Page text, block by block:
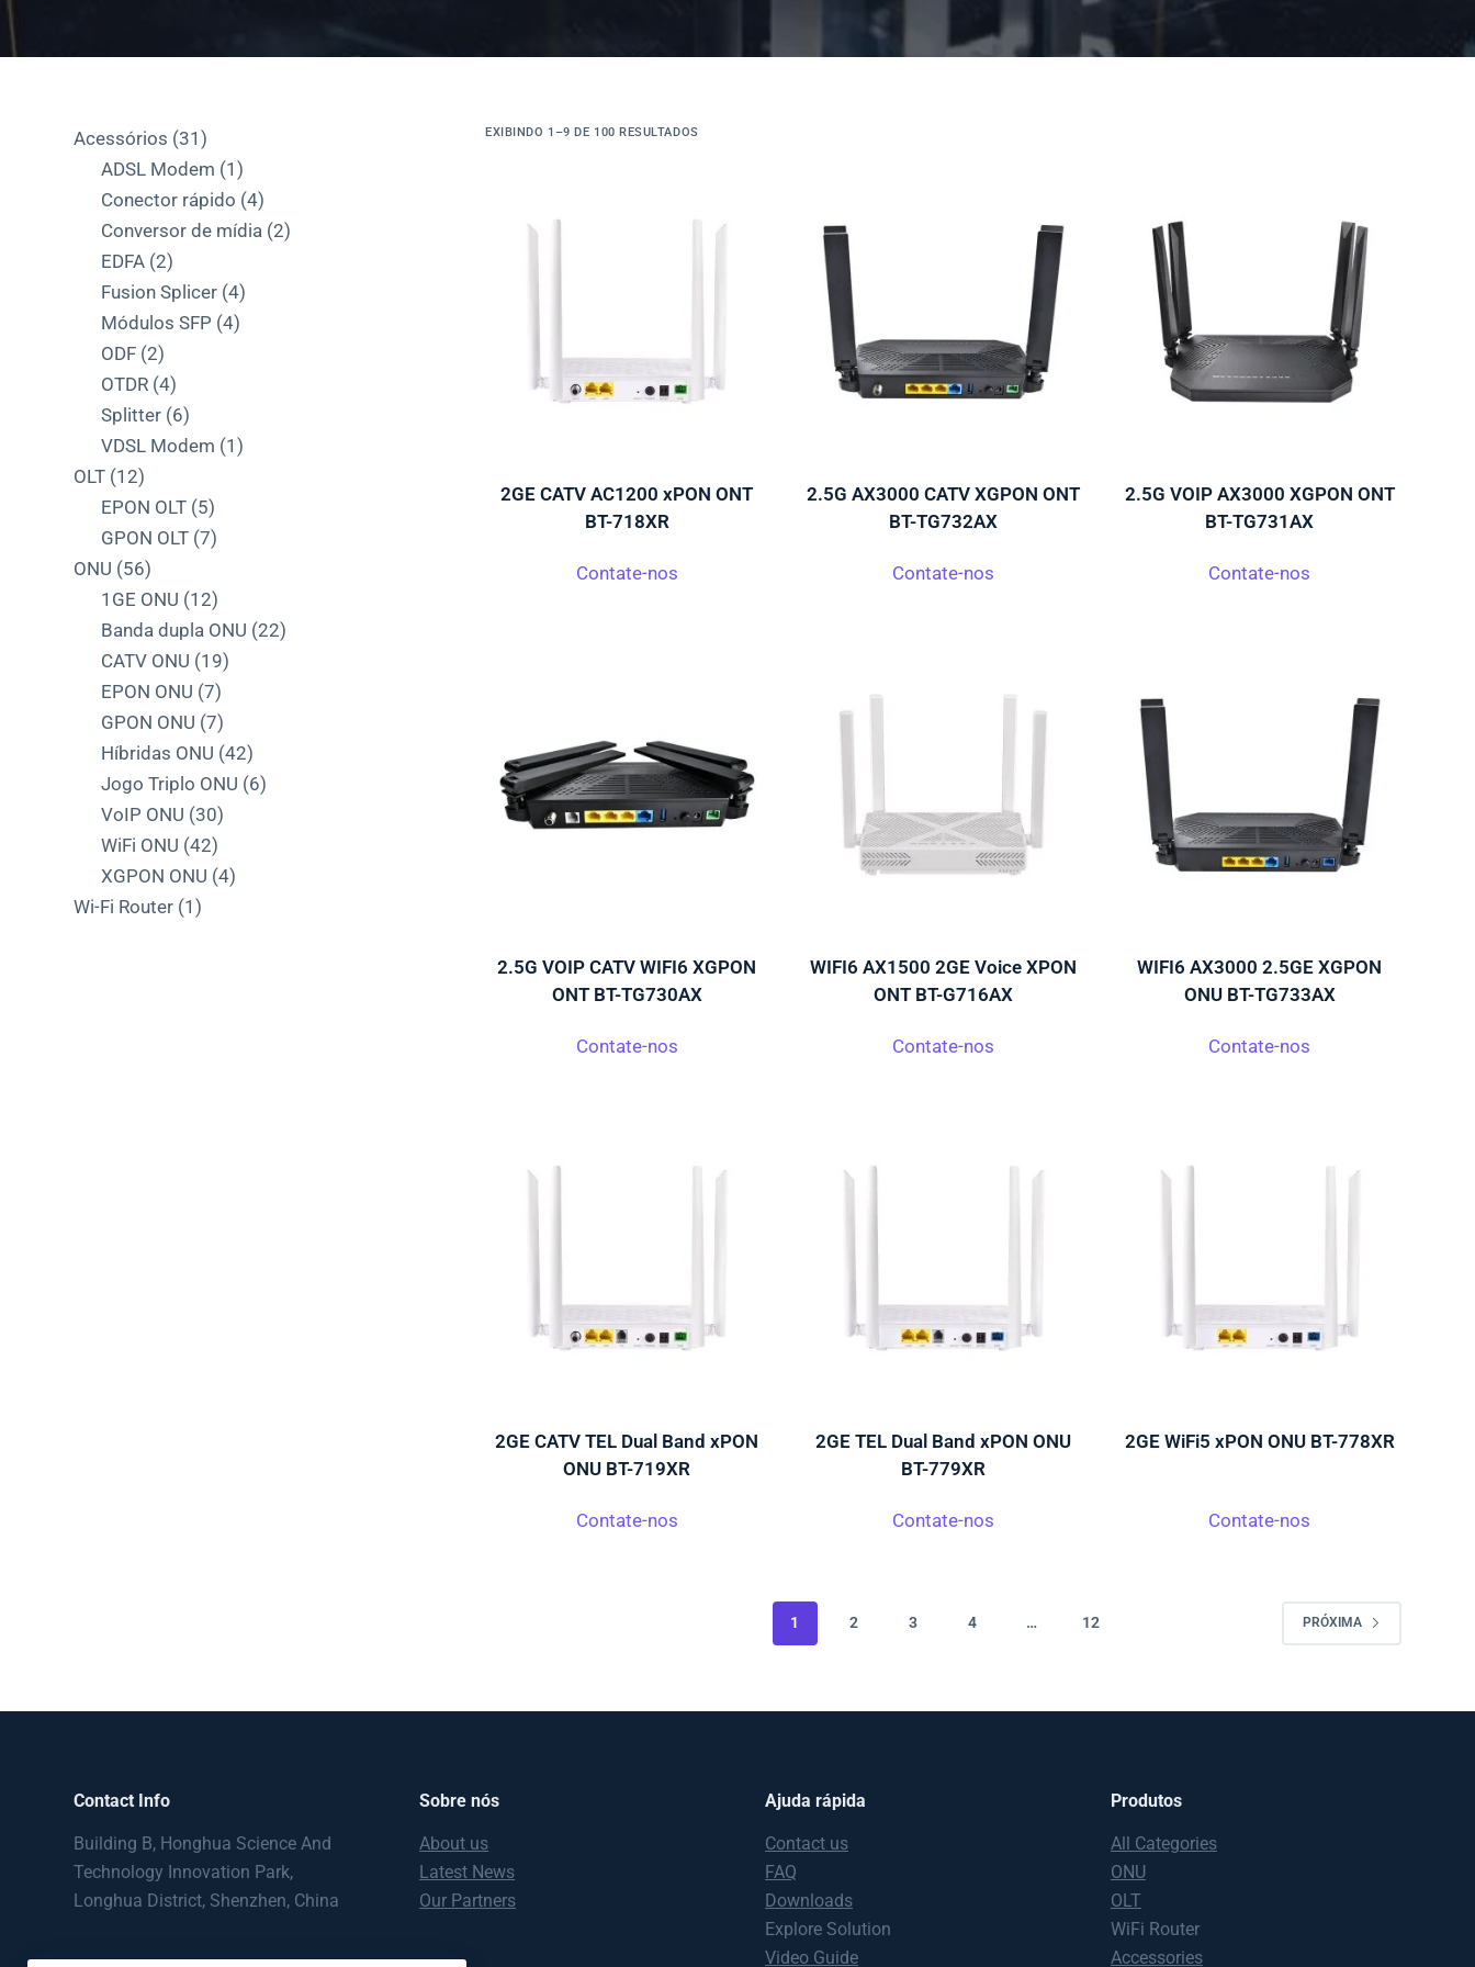
o
EXIBINDO 1–9 DE 100 RESULTADOS
2GE CATV AC1200 xPON ONT
BT-718XR
Contate-nos
2.5G AX3000 CATV XGPON ONT
BT-TG732AX
Contate-nos
2.5G VOIP AX3000 XGPON ONT
BT-TG731AX
Contate-nos
2.5G VOIP CATV WIFI6 XGPON
ONT BT-TG730AX
Contate-nos
WIFI6 AX1500 2GE Voice XPON
ONT BT-G716AX
Contate-nos
WIFI6 AX3000 2.5GE XGPON
ONU BT-TG733AX
Contate-nos
2GE CATV TEL Dual Band xPON
ONU BT-719XR
Contate-nos
2GE TEL Dual Band xPON ONU
BT-779XR
Contate-nos
2GE WiFi5 xPON ONU BT-778XR
Contate-nos
1 2 3 4 … 12 PRÓXIMA
Acessórios 3131
produtos
ADSL Modem 11
produto
Conector rápido 44
produtos
Conversor de mídia 22
EDFA 22
produtos
Fusion Splicer 44
produtos
Módulos SFP 44
ODF 22
produtos
OTDR 44
produtos
Splitter 66
produtos
VDSL Modem 11
OLT 1212
produtos
EPON OLT 55
produtos
GPON OLT 77
ONU 5656
produtos
1GE ONU 1212
produtos
Banda dupla ONU 2222
CATV ONU 1919
EPON ONU 77
produtos
GPON ONU 77
produtos
Híbridas ONU 4242
produtos
Jogo Triplo ONU 66
VoIP ONU 3030
produtos
WiFi ONU 4242
produtos
XGPON ONU 44
Wi-Fi Router 11
Contact Info
Building B, Honghua Science And
Technology Innovation Park,
Longhua District, Shenzhen, China
Sobre nós
About us
Latest News
Our Partners
Ajuda rápida
Contact us
FAQ
Downloads
Explore Solution
Video Guide
Produtos
All Categories
ONU
OLT
WiFi Router
Accessories